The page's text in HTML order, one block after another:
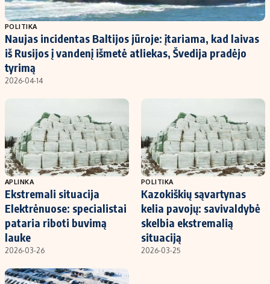
Populiarios temos
Investavimas
Akcijų rinka
Saulės elektrinės
Infliacija
Migracija
Titulinis
Nedarbo išmokos skaičiuoklė
Būsto finansai
Įdomios naujienos
Redakcija
Apie mus
Redakcijos politika
Privatumo politika
Turinio žymėjimo taisyklės
Kontaktai
POLITIKA
Naujas incidentas Baltijos jūroje: įtariama, kad laivas
iš Rusijos į vandenį išmetė atliekas, Švedija pradėjo
tyrimą
2026-04-14
APLINKA
Ekstremali situacija
Elektrėnuose: specialistai
pataria riboti buvimą
lauke
2026-03-26
POLITIKA
Kazokiškių sąvartynas
kelia pavojų: savivaldybė
skelbia ekstremalią
situaciją
2026-03-25